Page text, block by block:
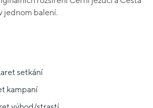
jednom balení.
setkání
kampaní